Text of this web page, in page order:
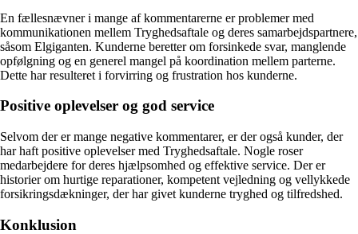
En fællesnævner i mange af kommentarerne er problemer med
kommunikationen mellem Tryghedsaftale og deres samarbejdspartnere,
såsom Elgiganten. Kunderne beretter om forsinkede svar, manglende
opfølgning og en generel mangel på koordination mellem parterne.
Dette har resulteret i forvirring og frustration hos kunderne.
Positive oplevelser og god service
Selvom der er mange negative kommentarer, er der også kunder, der
har haft positive oplevelser med Tryghedsaftale. Nogle roser
medarbejdere for deres hjælpsomhed og effektive service. Der er
historier om hurtige reparationer, kompetent vejledning og vellykkede
forsikringsdækninger, der har givet kunderne tryghed og tilfredshed.
Konklusion